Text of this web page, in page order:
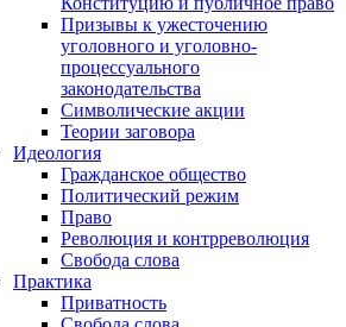
Призывы к ужесточению
уголовного и уголовно-
процессуального
законодательства
Символические акции
Теории заговора
Идеология
Гражданское общество
Политический режим
Право
Революция и контрреволюция
Свобода слова
Практика
Приватность